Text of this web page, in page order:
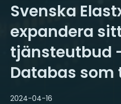
Svenska
expandera
tjänsteutbud
Databas som
2024-04-16